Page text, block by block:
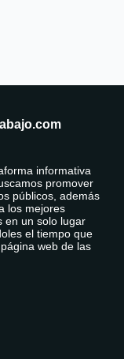
informativa
promover
públicos, además
los mejores
en un solo lugar
el tiempo que
web de las